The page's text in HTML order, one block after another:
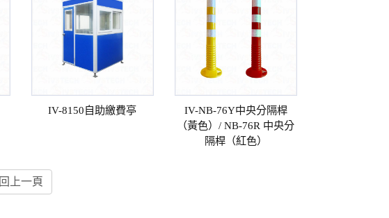
IV-8150自助繳費亭
IV-NB-76Y中央分隔桿
（黃色）/ NB-76R 中央分
隔桿（紅色）
回上一頁